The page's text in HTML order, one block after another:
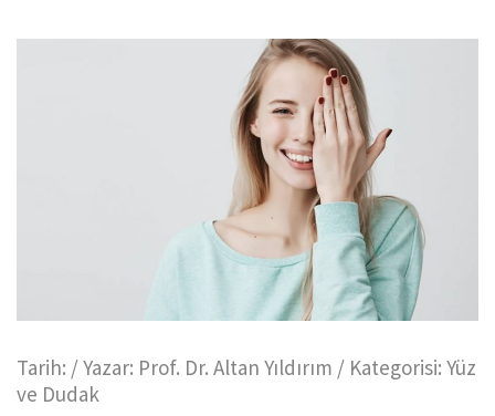
Tarih: / Yazar: Prof. Dr. Altan Yıldırım / Kategorisi: Yüz
ve Dudak